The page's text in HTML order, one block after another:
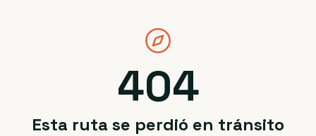
404
Esta ruta se perdió en tránsito